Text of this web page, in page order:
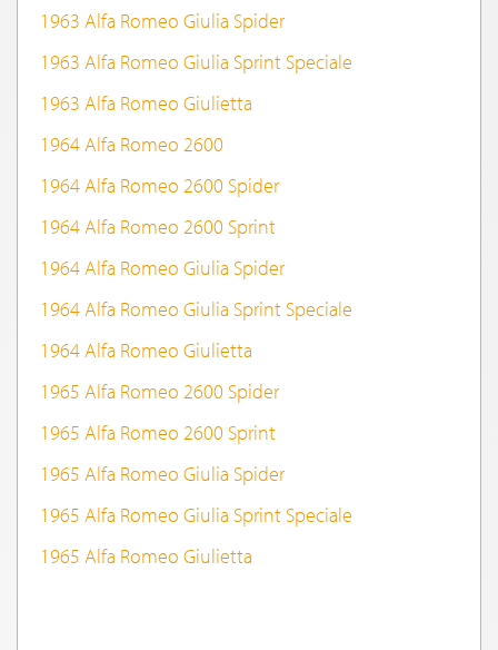
1963 Alfa Romeo Giulia Spider
1963 Alfa Romeo Giulia Sprint Speciale
1963 Alfa Romeo Giulietta
1964 Alfa Romeo 2600
1964 Alfa Romeo 2600 Spider
1964 Alfa Romeo 2600 Sprint
1964 Alfa Romeo Giulia Spider
1964 Alfa Romeo Giulia Sprint Speciale
1964 Alfa Romeo Giulietta
1965 Alfa Romeo 2600 Spider
1965 Alfa Romeo 2600 Sprint
1965 Alfa Romeo Giulia Spider
1965 Alfa Romeo Giulia Sprint Speciale
1965 Alfa Romeo Giulietta